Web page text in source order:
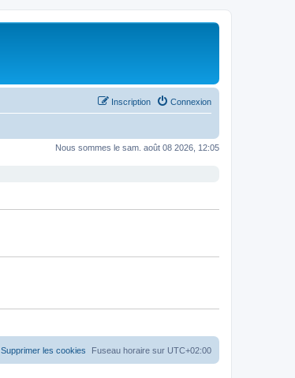
Connexion
Inscription
Nous sommes le sam. août 08 2026, 12:05
Fuseau horaire sur UTC+02:00
Supprimer les cookies